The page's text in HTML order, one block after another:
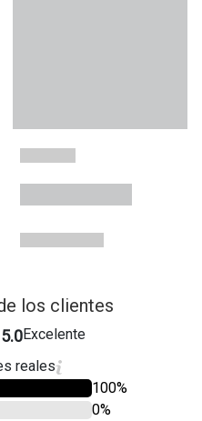
los clientes
5.0Excelente
reales
100%
0%